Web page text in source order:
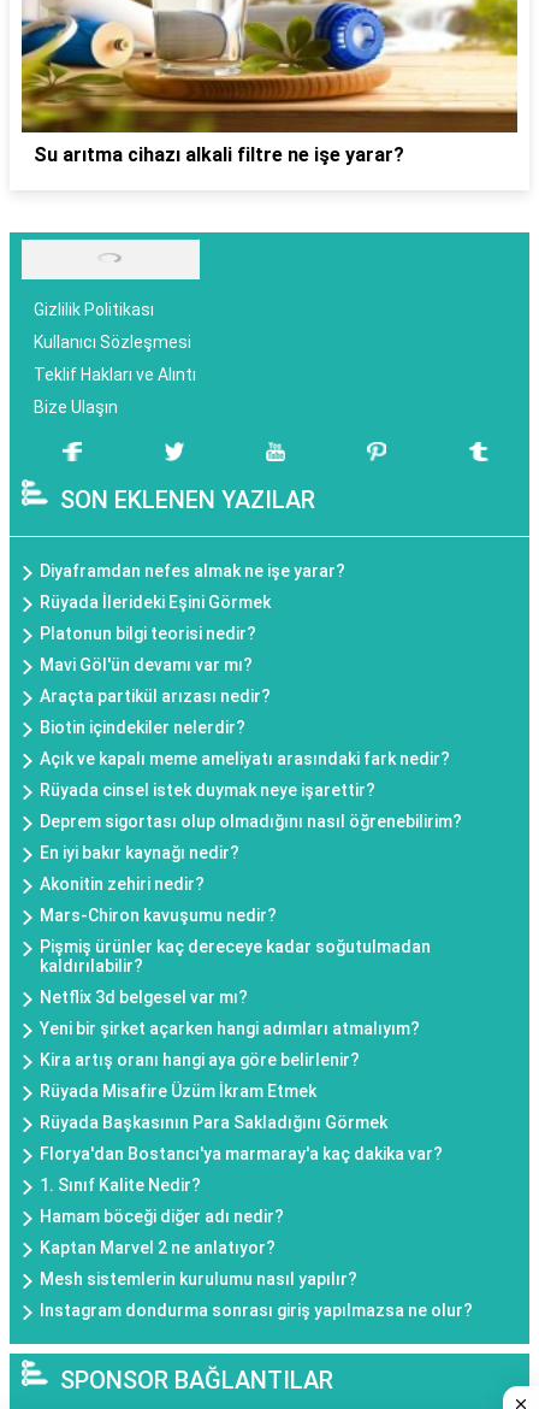
Su arıtma cihazı alkali filtre ne işe yarar?
Gizlilik Politikası
Kullanıcı Sözleşmesi
Teklif Hakları ve Alıntı
Bize Ulaşın
SON EKLENEN YAZILAR
Diyaframdan nefes almak ne işe yarar?
Rüyada İlerideki Eşini Görmek
Platonun bilgi teorisi nedir?
Mavi Göl'ün devamı var mı?
Araçta partikül arızası nedir?
Biotin içindekiler nelerdir?
Açık ve kapalı meme ameliyatı arasındaki fark nedir?
Rüyada cinsel istek duymak neye işarettir?
Deprem sigortası olup olmadığını nasıl öğrenebilirim?
En iyi bakır kaynağı nedir?
Akonitin zehiri nedir?
Mars-Chiron kavuşumu nedir?
Pişmiş ürünler kaç dereceye kadar soğutulmadan
kaldırılabilir?
Netflix 3d belgesel var mı?
Yeni bir şirket açarken hangi adımları atmalıyım?
Kira artış oranı hangi aya göre belirlenir?
Rüyada Misafire Üzüm İkram Etmek
Rüyada Başkasının Para Sakladığını Görmek
Florya'dan Bostancı'ya marmaray'a kaç dakika var?
1. Sınıf Kalite Nedir?
Hamam böceği diğer adı nedir?
Kaptan Marvel 2 ne anlatıyor?
Mesh sistemlerin kurulumu nasıl yapılır?
Instagram dondurma sonrası giriş yapılmazsa ne olur?
SPONSOR BAĞLANTILAR